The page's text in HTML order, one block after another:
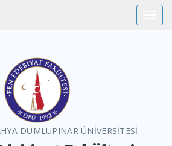
DUMLUPINAR ÜNİVERSİTESİ